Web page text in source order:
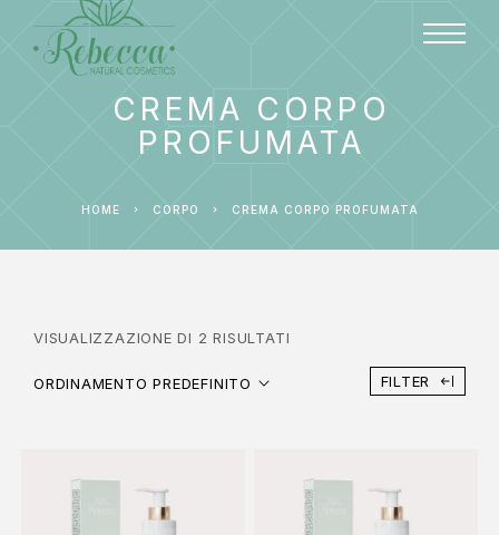
CREMA CORPO
PROFUMATA
HOME CORPO CREMA CORPO PROFUMATA
VISUALIZZAZIONE DI 2 RISULTATI
ORDINAMENTO PREDEFINITO FILTER